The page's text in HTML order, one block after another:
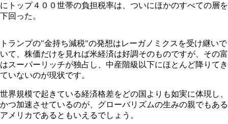
にトップ４００世帯の負担税率は、ついにほかのすべての層を
下回った。
トランプの"金持ち減税"の発想はレーガノミクスを受け継いで
いて、株価だけを見れば米経済は好調そのものですが、その富
はスーパーリッチが独占し、中産階級以下にほとんど降りてき
ていないのが現状です。
世界規模で起きている経済格差をどの国よりも如実に体現し、
かつ加速させているのが、グローバリズムの生みの親でもある
アメリカであるともいえるでしょう。